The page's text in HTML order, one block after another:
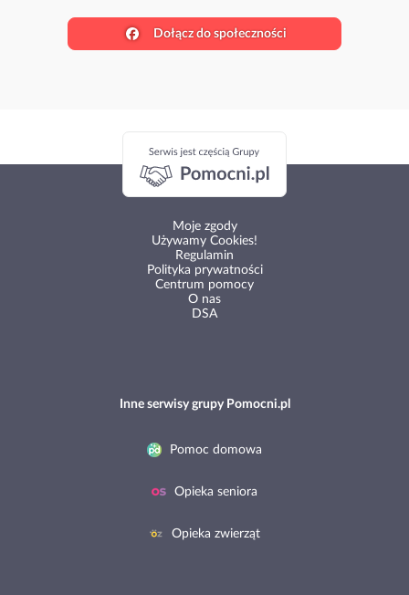
Dołącz do społeczności
Moje zgody
Używamy Cookies!
Regulamin
Polityka prywatności
Centrum pomocy
O nas
DSA
Inne serwisy grupy Pomocni.pl
Pomoc domowa
Opieka seniora
Opieka zwierząt